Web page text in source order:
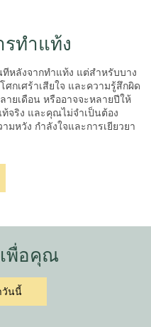
ทำแท้ง
หลังจากทำแท้ง แต่สำหรับบาง
กเศร้าเสียใจ และความรู้สึกผิด
ายเดือน หรืออาจจะหลายปีให้
จริง และคุณไม่จำเป็นต้อง
หวัง กำลังใจและการเยียวยา
พื่อคุณ
วันนี้